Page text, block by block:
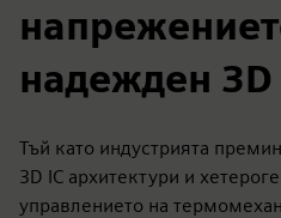
надежден 3D
Тъй като индустрията
3D IC архитектури и
управлението на